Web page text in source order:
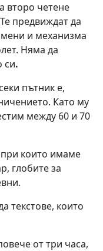
второ четене
предвиждат да
и механизма
Няма да
си.
пътник е,
Като му
между 60 и 70
които имаме
глобите за
текстове, които
от три часа,